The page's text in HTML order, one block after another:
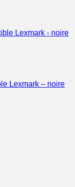
Lexmark – noire